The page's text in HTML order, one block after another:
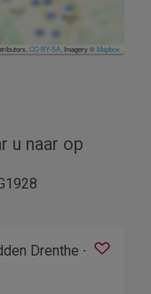
CC-BY-SA , Imagery ©Mapbox
u naar op